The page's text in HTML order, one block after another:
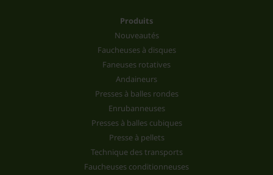
Produits
Nouveautés
Faucheuses à disques
Faneuses rotatives
Andaineurs
Presses à balles rondes
Enrubanneuses
Presses à balles cubiques
Presse à pellets
Technique des transports
Faucheuses conditionneuses